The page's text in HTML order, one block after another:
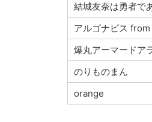
結城友奈は勇者で
アルゴナビス
爆丸アーマードア
のりものまん
orange